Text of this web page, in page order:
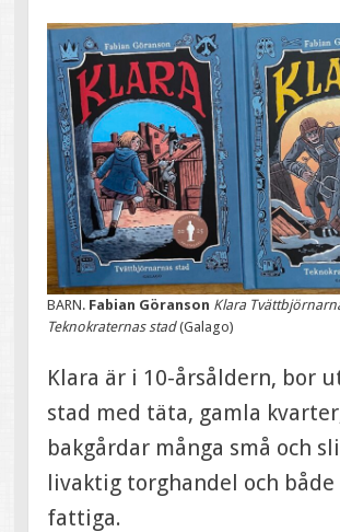
BARN. Fabian Göranson Klara
Teknokraternas stad(Galago)
Klara är i 10-årsåldern, bor
stad med täta, gamla
bakgårdar många små och
livaktig torghandel och både
fattiga.